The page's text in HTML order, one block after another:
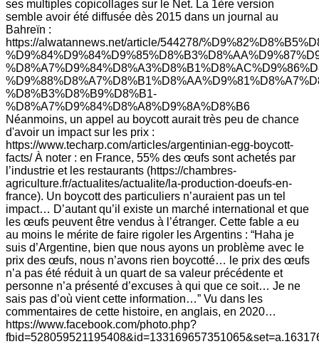
ses multiples copicollages sur le Net. La 1ère version
semble avoir été diffusée dès 2015 dans un journal au
Bahreïn :
https://alwatannews.net/article/544278/
%D8%B3%D8%B9%D8%B1-
%D8%A7%D9%84%D8%A8%D9%8A%D8%B6
Néanmoins, un appel au boycott aurait très peu de chance
d'avoir un impact sur les prix :
https://www.techarp.com/articles/argentinian-egg-boycott-
facts/ À noter : en France, 55% des œufs sont achetés par
l’industrie et les restaurants (https://chambres-
agriculture.fr/actualites/actualite/la-production-doeufs-en-
france). Un boycott des particuliers n’auraient pas un tel
impact… D’autant qu’il existe un marché international et que
les œufs peuvent être vendus à l’étranger. Cette fable a eu
au moins le mérite de faire rigoler les Argentins : “Haha je
suis d’Argentine, bien que nous ayons un problème avec le
prix des œufs, nous n’avons rien boycotté… le prix des œufs
n’a pas été réduit à un quart de sa valeur précédente et
personne n’a présenté d’excuses à qui que ce soit… Je ne
sais pas d’où vient cette information…” Vu dans les
commentaires de cette histoire, en anglais, en 2020…
https://www.facebook.com/photo.php?